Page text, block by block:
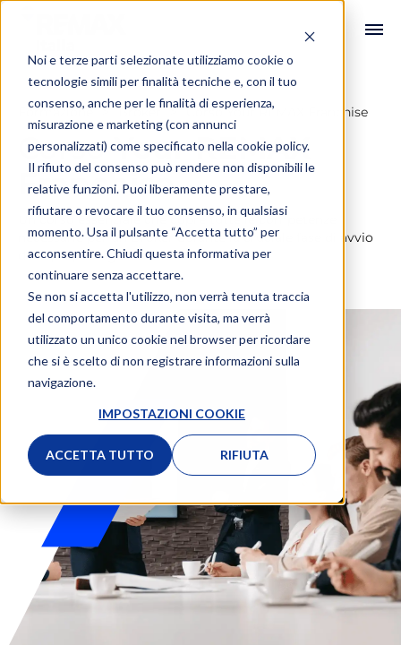
Noi e terze parti selezionate utilizziamo cookie o
tecnologie simili per finalità tecniche e, con il tuo
consenso, anche per le finalità di esperienza,
misurazione e marketing (con annunci
personalizzati) come specificato nella cookie policy.
Il rifiuto del consenso può rendere non disponibili le
relative funzioni. Puoi liberamente prestare,
rifiutare o revocare il tuo consenso, in qualsiasi
momento. Usa il pulsante “Accetta tutto” per
acconsentire. Chiudi questa informativa per
continuare senza accettare.
Se non si accetta l'utilizzo, non verrà tenuta traccia
del comportamento durante visita, ma verrà
utilizzato un unico cookie nel browser per ricordare
che si è scelto di non registrare informazioni sulla
navigazione.
IMPOSTAZIONI COOKIE
ACCETTA TUTTO RIFIUTA
Formazione Broker Corso Your REMAX Franchise
CorsoYour REMAX
Franchise
Un corso essenziale che copre tutte le competenze
necessarie per un Broker durante la cruciale fase di avvio
della propria agenzia immobiliare.